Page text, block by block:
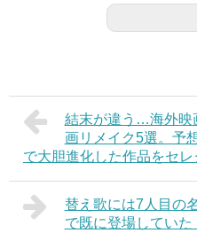
結末が違う…海外映
画リメイク5選。予
で大胆進化した作品をセレ
替え歌には7人目の
で既に登場してい